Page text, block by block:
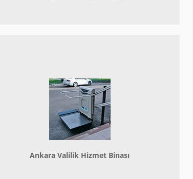
Ankara Valilik Hizmet Binası